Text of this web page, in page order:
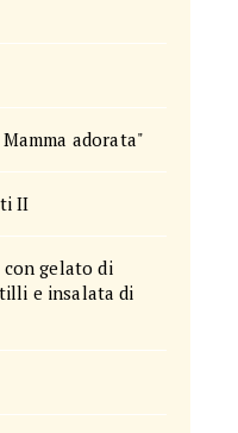
adorata"
II
gelato di
e insalata di